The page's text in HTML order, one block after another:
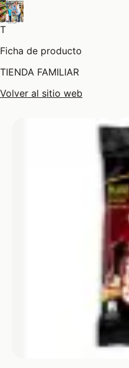
T
Ficha de producto
TIENDA FAMILIAR
Volver al sitio web